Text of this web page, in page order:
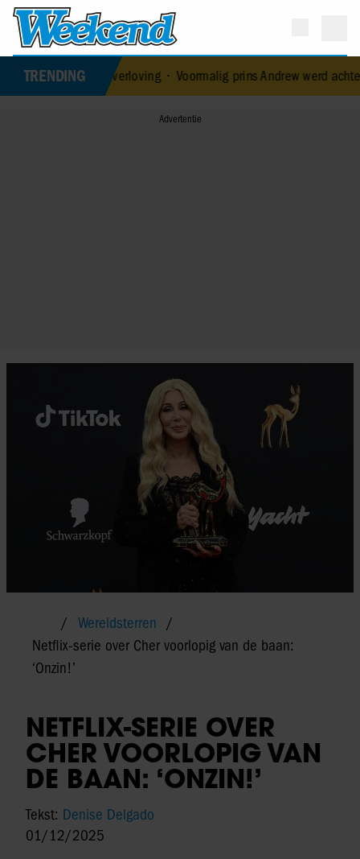
TRENDING
verloving• Voormalig prins Andrew werd achtervolgd door
Wereldsterren
Netflix-serie over Cher voorlopig van de baan:
‘Onzin!’
NETFLIX-SERIE OVER
CHER VOORLOPIG VAN
DE BAAN: ‘ONZIN!’
Tekst: Denise Delgado
01/12/2025